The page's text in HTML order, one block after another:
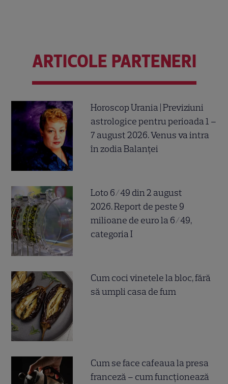
ARTICOLE PARTENERI
Horoscop Urania | Previziuni
astrologice pentru perioada 1 –
7 august 2026. Venus va intra
în zodia Balanței
Loto 6/49 din 2 august
2026. Report de peste 9
milioane de euro la 6/49,
categoria I
Cum coci vinetele la bloc, fără
să umpli casa de fum
Cum se face cafeaua la presa
franceză – cum funcționează